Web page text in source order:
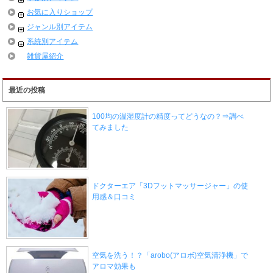
お気に入りショップ
ジャンル別アイテム
系統別アイテム
雑貨屋紹介
最近の投稿
100均の温湿度計の精度ってどうなの？⇒調べ
てみました
ドクターエア「3Dフットマッサージャー」の使
用感＆口コミ
空気を洗う！？「arobo(アロボ)空気清浄機」で
アロマ効果も